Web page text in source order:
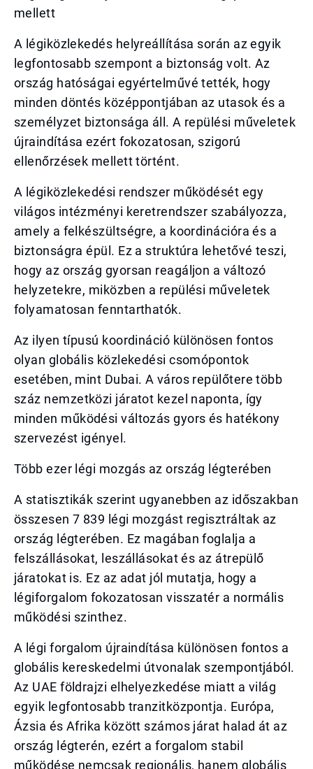
mellett
A légiközlekedés helyreállítása során az egyik
legfontosabb szempont a biztonság volt. Az
ország hatóságai egyértelművé tették, hogy
minden döntés középpontjában az utasok és a
személyzet biztonsága áll. A repülési műveletek
újraindítása ezért fokozatosan, szigorú
ellenőrzések mellett történt.
A légiközlekedési rendszer működését egy
világos intézményi keretrendszer szabályozza,
amely a felkészültségre, a koordinációra és a
biztonságra épül. Ez a struktúra lehetővé teszi,
hogy az ország gyorsan reagáljon a változó
helyzetekre, miközben a repülési műveletek
folyamatosan fenntarthatók.
Az ilyen típusú koordináció különösen fontos
olyan globális közlekedési csomópontok
esetében, mint Dubai. A város repülőtere több
száz nemzetközi járatot kezel naponta, így
minden működési változás gyors és hatékony
szervezést igényel.
Több ezer légi mozgás az ország légterében
A statisztikák szerint ugyanebben az időszakban
összesen 7 839 légi mozgást regisztráltak az
ország légterében. Ez magában foglalja a
felszállásokat, leszállásokat és az átrepülő
járatokat is. Ez az adat jól mutatja, hogy a
légiforgalom fokozatosan visszatér a normális
működési szinthez.
A légi forgalom újraindítása különösen fontos a
globális kereskedelmi útvonalak szempontjából.
Az UAE földrajzi elhelyezkedése miatt a világ
egyik legfontosabb tranzitközpontja. Európa,
Ázsia és Afrika között számos járat halad át az
ország légterén, ezért a forgalom stabil
működése nemcsak regionális, hanem globális